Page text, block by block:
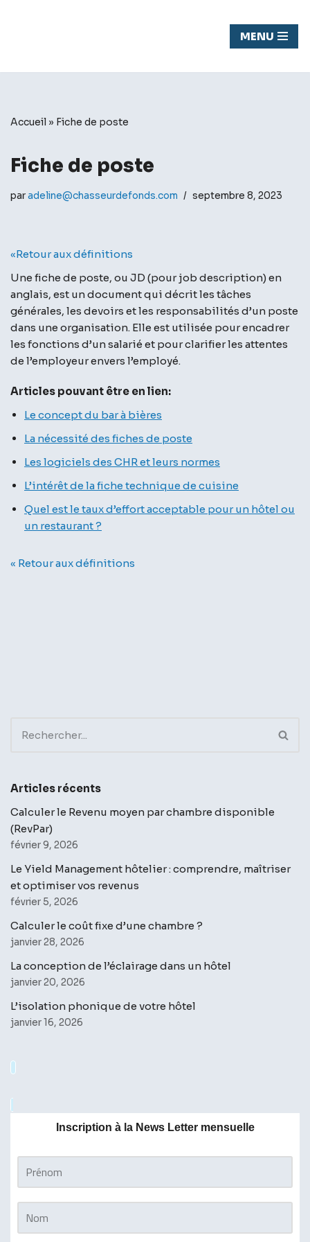
contenu
MENU
Accueil » Fiche de poste
Fiche de poste
paradeline@chasseurdefonds.com septembre 8, 2023
«Retour aux définitions
Une fiche de poste, ou JD (pour job description) en
anglais, est un document qui décrit les tâches
générales, les devoirs et les responsabilités d’un poste
dans une organisation. Elle est utilisée pour encadrer
les fonctions d’un salarié et pour clarifier les attentes
de l’employeur envers l’employé.
Articles pouvant être en lien:
Le concept du bar à bières
La nécessité des fiches de poste
Les logiciels des CHR et leurs normes
L’intérêt de la fiche technique de cuisine
Quel est le taux d’effort acceptable pour un hôtel ou
un restaurant ?
« Retour aux définitions
Articles récents
Calculer le Revenu moyen par chambre disponible
(RevPar)
février 9, 2026
Le Yield Management hôtelier : comprendre, maîtriser
et optimiser vos revenus
février 5, 2026
Calculer le coût fixe d’une chambre ?
janvier 28, 2026
La conception de l’éclairage dans un hôtel
janvier 20, 2026
L’isolation phonique de votre hôtel
janvier 16, 2026
Inscription à la News Letter mensuelle